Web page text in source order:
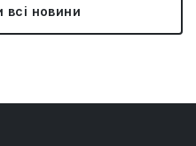
всі новини